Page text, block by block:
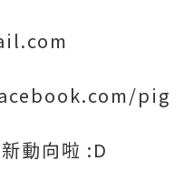
pig
動向啦 :D